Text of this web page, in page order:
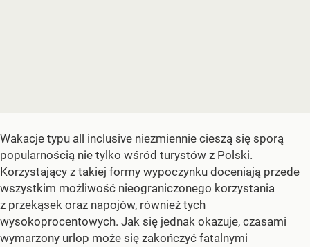
Wakacje typu all inclusive niezmiennie cieszą się sporą
popularnością nie tylko wśród turystów z Polski.
Korzystający z takiej formy wypoczynku doceniają przede
wszystkim możliwość nieograniczonego korzystania
z przekąsek oraz napojów, również tych
wysokoprocentowych. Jak się jednak okazuje, czasami
wymarzony urlop może się zakończyć fatalnymi